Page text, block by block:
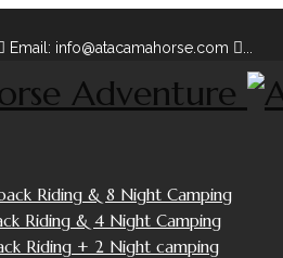
Email: info@atacamahorse.com
Riding & 8 Night Camping
Riding & 4 Night Camping
Riding + 2 Night camping